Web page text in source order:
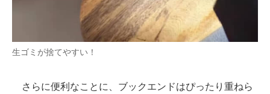
生ゴミが捨てやすい！
さらに便利なことに、ブックエンドはぴったり重ねら